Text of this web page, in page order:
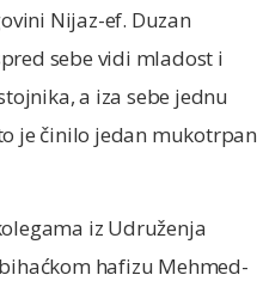
Nijaz-ef. Duzan
sebe vidi mladost i
a iza sebe jednu
je činilo jedan mukotrpan
iz Udruženja
hafizu Mehmed-